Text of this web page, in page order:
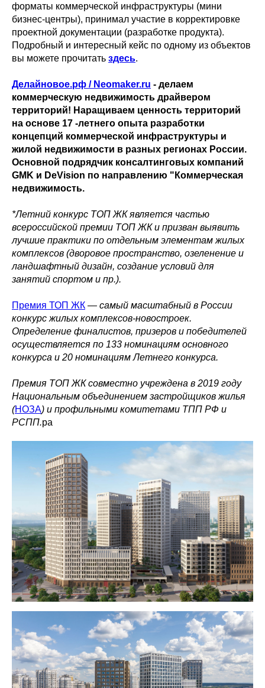
форматы коммерческой инфраструктуры (мини
бизнес-центры), принимал участие в корректировке
проектной документации (разработке продукта).
Подробный и интересный кейс по одному из объектов
вы можете прочитать здесь.
Делайновое.рф / Neomaker.ru - делаем
коммерческую недвижимость драйвером
территорий! Наращиваем ценность территорий
на основе 17 -летнего опыта разработки
концепций коммерческой инфраструктуры и
жилой недвижимости в разных регионах России.
Основной подрядчик консалтинговых компаний
GMK и DeVision по направлению "Коммерческая
недвижимость.
*Летний конкурс ТОП ЖК является частью
всероссийской премии ТОП ЖК и призван выявить
лучшие практики по отдельным элементам жилых
комплексов (дворовое пространство, озеленение и
ландшафтный дизайн, создание условий для
занятий спортом и пр.).
Премия ТОП ЖК — самый масштабный в России
конкурс жилых комплексов-новостроек.
Определение финалистов, призеров и победителей
осуществляется по 133 номинациям основного
конкурса и 20 номинациям Летнего конкурса.
Премия ТОП ЖК совместно учреждена в 2019 году
Национальным объединением застройщиков жилья
(НОЗА) и профильными комитетами ТПП РФ и
РСПП.ра